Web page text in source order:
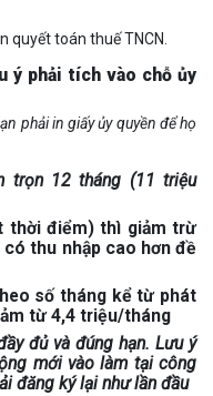
quyết toán thuế TNCN.
ý phải tích vào chỗ ủy
phải in giấy ủy quyền để họ
trọn 12 tháng (11 triệu
thời điểm) thì giảm trừ
thu nhập cao hơn đề
số tháng kể từ phát
từ 4,4 triệu/tháng
đủ và đúng hạn. Lưu ý
mới vào làm tại công
đăng ký lại như lần đầu